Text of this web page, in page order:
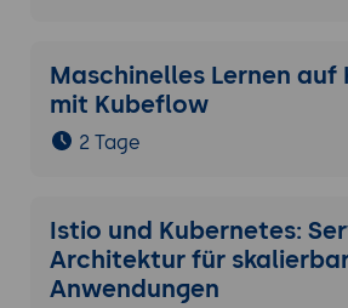
Maschinelles Lernen auf
mit Kubeflow
2 Tage
Istio und Kubernetes:
Architektur für
Anwendungen